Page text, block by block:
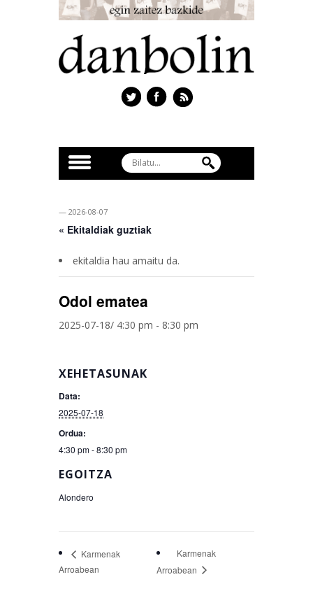
— 2026-08-07
« Ekitaldiak guztiak
ekitaldia hau amaitu da.
Odol ematea
2025-07-18/ 4:30 pm - 8:30 pm
XEHETASUNAK
Data:
2025-07-18
Ordua:
4:30 pm - 8:30 pm
EGOITZA
Alondero
Karmenak
Arroabean
Karmenak
Arroabean